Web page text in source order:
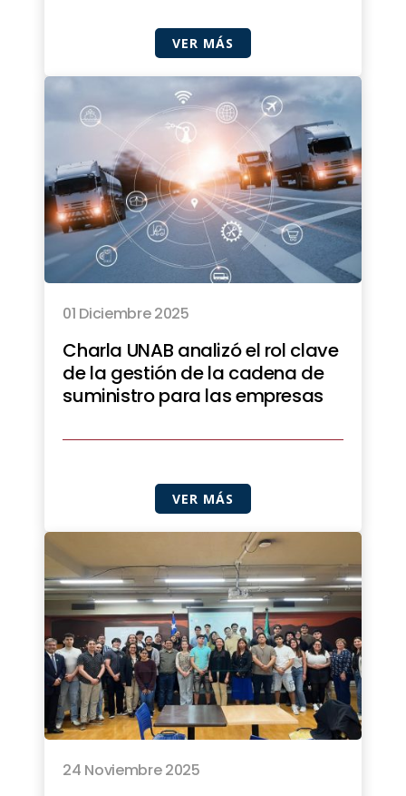
VER MÁS
01 Diciembre 2025
Charla UNAB analizó el rol clave
de la gestión de la cadena de
suministro para las empresas
VER MÁS
24 Noviembre 2025